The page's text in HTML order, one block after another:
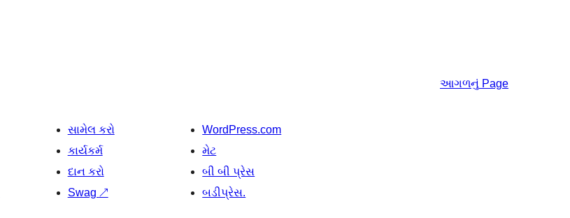
આગળનું Page
સામેલ કરો
કાર્યકર્મ
દાન કરો
Swag ↗
WordPress.com
મેટ
બી બી પ્રેસ
બડીપ્રેસ.